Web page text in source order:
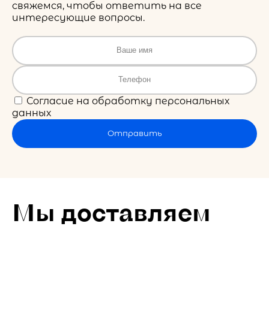
свяжемся, чтобы ответить на все
интересующие вопросы.
Согласие на обработку персональных
данных
Отправить
Мы доставляем